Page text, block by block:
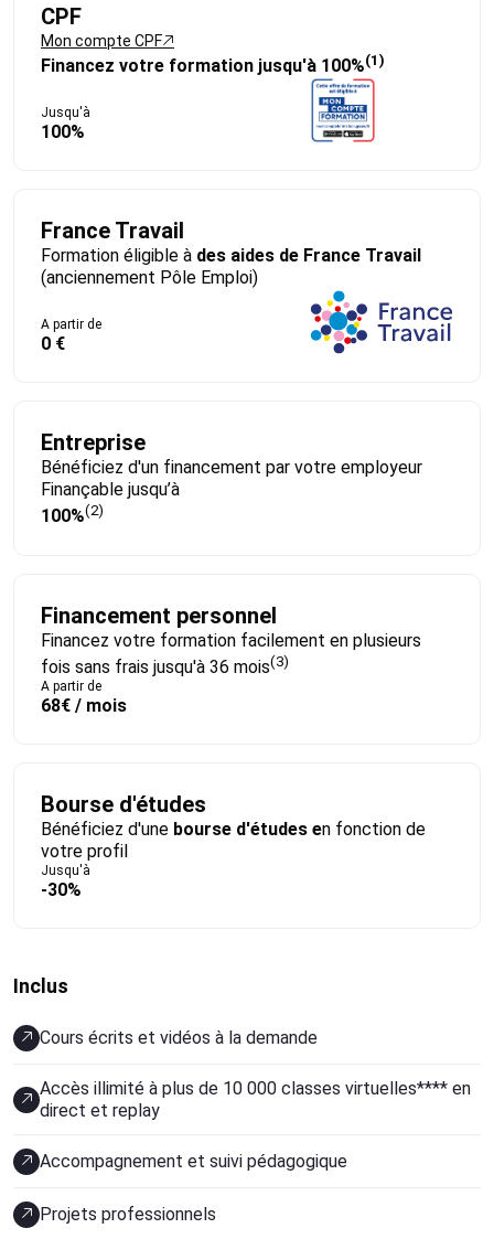
CPF
Mon compte CPF
Financez votre formation jusqu'à 100%(1)
Jusqu'à
100%
France Travail
Formation éligible à des aides de France Travail
(anciennement Pôle Emploi)
A partir de
0 €
Entreprise
Bénéficiez d'un financement par votre employeur
Finançable jusqu’à
100%(2)
Financement personnel
Financez votre formation facilement en plusieurs
fois sans frais jusqu'à 36 mois(3)
A partir de
68€ / mois
Bourse d'études
Bénéficiez d'une bourse d'études en fonction de
votre profil
Jusqu'à
-30%
Inclus
Cours écrits et vidéos à la demande
Accès illimité à plus de 10 000 classes virtuelles**** en
direct et replay
Accompagnement et suivi pédagogique
Projets professionnels